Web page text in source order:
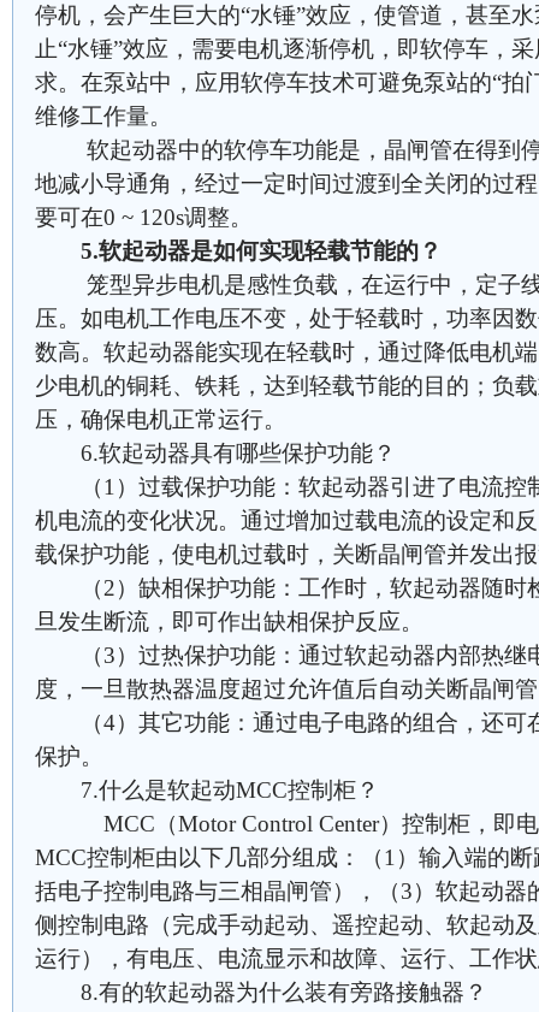
停机，会产生巨大的“水锤”效应，使管道，甚至
止“水锤”效应，需要电机逐渐停机，即软停车，
求。在泵站中，应用软停车技术可避免泵站的“拍
维修工作量。
软起动器中的软停车功能是，晶闸管在得到
地减小导通角，经过一定时间过渡到全关闭的过
要可在0 ~ 120s调整。
5.软起动器是如何实现轻载节能的？
笼型异步电机是感性负载，在运行中，定子
压。如电机工作电压不变，处于轻载时，功率因
数高。软起动器能实现在轻载时，通过降低电机
少电机的铜耗、铁耗，达到轻载节能的目的；负
压，确保电机正常运行。
6.软起动器具有哪些保护功能？
（1）过载保护功能：软起动器引进了电流控
机电流的变化状况。通过增加过载电流的设定和
载保护功能，使电机过载时，关断晶闸管并发出
（2）缺相保护功能：工作时，软起动器随时
旦发生断流，即可作出缺相保护反应。
（3）过热保护功能：通过软起动器内部热继
度，一旦散热器温度超过允许值后自动关断晶闸
（4）其它功能：通过电子电路的组合，还可
保护。
7.什么是软起动MCC控制柜？
MCC（Motor Control Center）控制柜，即电
MCC控制柜由以下几部分组成：（1）输入端的
括电子控制电路与三相晶闸管），（3）软起动器
侧控制电路（完成手动起动、遥控起动、软起动
运行），有电压、电流显示和故障、运行、工作
8.有的软起动器为什么装有旁路接触器？